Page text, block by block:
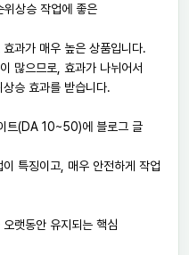
상승 작업에 좋은
과가 매우 높은 상품입니다.
많으므로, 효과가 나뉘어서
승 효과를 받습니다.
트(DA 10~50)에 블로그 글
특징이고, 매우 안전하게 작업
랫동안 유지되는 핵심